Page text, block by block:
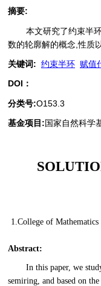
摘要:
本文研究了约束半
数的轮廓解的概念,性质
关键词: 约束半环 赋值
DOI：
分类号:O153.3
基金项目:国家自然科学
1.College of
Abstract:
In this paper, we
semiring, and based on